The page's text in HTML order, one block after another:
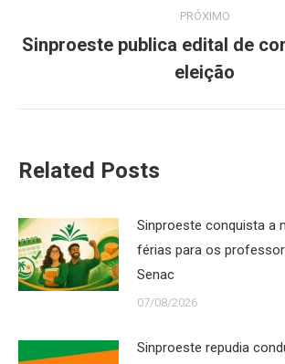
PRÓXIMO
Próximo
post:
Sinproeste publica edital de
eleição
Related Posts
Sinproeste conquista a
férias para os
Senac
07/08/2026
Sinproeste repudia